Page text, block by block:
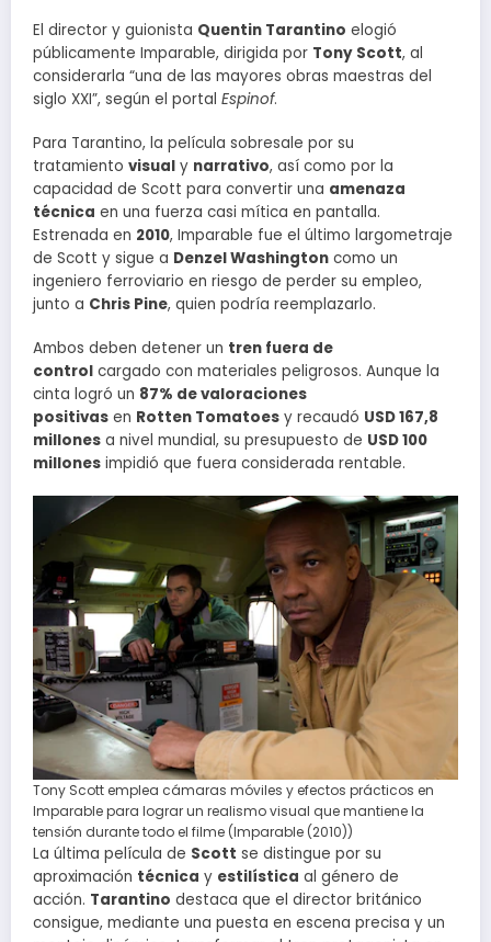
El director y guionista Quentin Tarantino elogió
públicamente Imparable, dirigida por Tony Scott, al
considerarla “una de las mayores obras maestras del
siglo XXI”, según el portal Espinof.
Para Tarantino, la película sobresale por su
tratamiento visual y narrativo, así como por la
capacidad de Scott para convertir una amenaza
técnica en una fuerza casi mítica en pantalla.
Estrenada en 2010, Imparable fue el último largometraje
de Scott y sigue a Denzel Washington como un
ingeniero ferroviario en riesgo de perder su empleo,
junto a Chris Pine, quien podría reemplazarlo.
Ambos deben detener un tren fuera de
control cargado con materiales peligrosos. Aunque la
cinta logró un 87% de valoraciones
positivas en Rotten Tomatoes y recaudó USD 167,8
millones a nivel mundial, su presupuesto de USD 100
millones impidió que fuera considerada rentable.
Tony Scott emplea cámaras móviles y efectos prácticos en
Imparable para lograr un realismo visual que mantiene la
tensión durante todo el filme (Imparable (2010))
La última película de Scott se distingue por su
aproximación técnica y estilística al género de
acción. Tarantino destaca que el director británico
consigue, mediante una puesta en escena precisa y un